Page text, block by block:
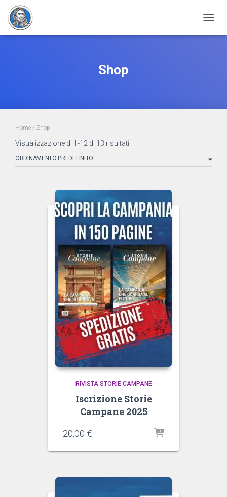
Shop
Home / Shop
Visualizzazione di 1-12 di 13 risultati
RIVISTA STORIE CAMPANE
Iscrizione Storie
Campane 2025
20,00 €